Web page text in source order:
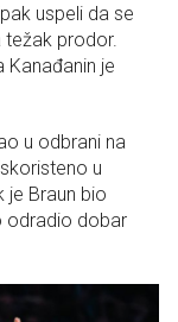
uspeli da se
težak prodor.
Kanađanin je
u odbrani na
u
je Braun bio
odradio dobar